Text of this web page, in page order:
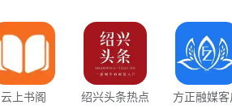
云上书阁
绍兴头条热点
方正融媒客